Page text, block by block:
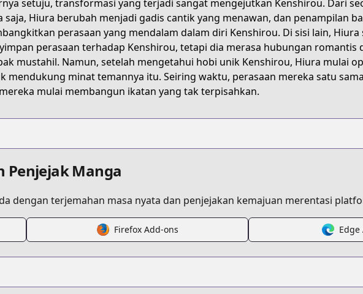
wo-onnanoko-ni-shiteshimatta-hanashi
www.cdjapan.co.jp/product/NEOBK-2513303
setuju, transformasi yang terjadi sangat mengejutkan Kenshirou. Dari
saja, Hiura berubah menjadi gadis cantik yang menawan, dan penampilan
perasaan yang mendalam dalam diri Kenshirou. Di sisi lain, Hiura
perasaan terhadap Kenshirou, tetapi dia merasa hubungan romantis
mustahil. Namun, setelah mengetahui hobi unik Kenshirou, Hiura mulai
mendukung minat temannya itu. Seiring waktu, perasaan mereka satu
mulai membangun ikatan yang tak terpisahkan.
Penjejak Manga
dengan terjemahan masa nyata dan penjejakan kemajuan merentasi
Firefox Add-ons Edge